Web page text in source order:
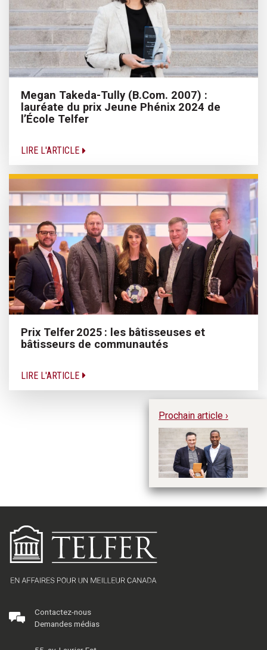
Megan Takeda-Tully (B.Com. 2007) :
lauréate du prix Jeune Phénix 2024 de
l’École Telfer
LIRE L'ARTICLE
Prix Telfer 2025 : les bâtisseuses et
bâtisseurs de communautés
LIRE L'ARTICLE
Prochain article ›
Contactez-nous
Demandes médias